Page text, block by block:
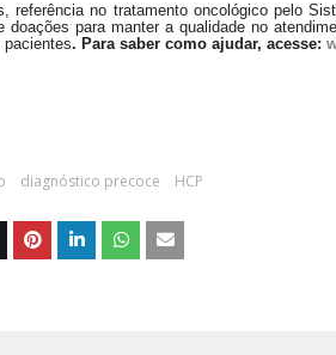
referência no tratamento oncológico pelo
para manter a qualidade no
. Para saber como ajudar, acesse:
diagnóstico precoce HCP